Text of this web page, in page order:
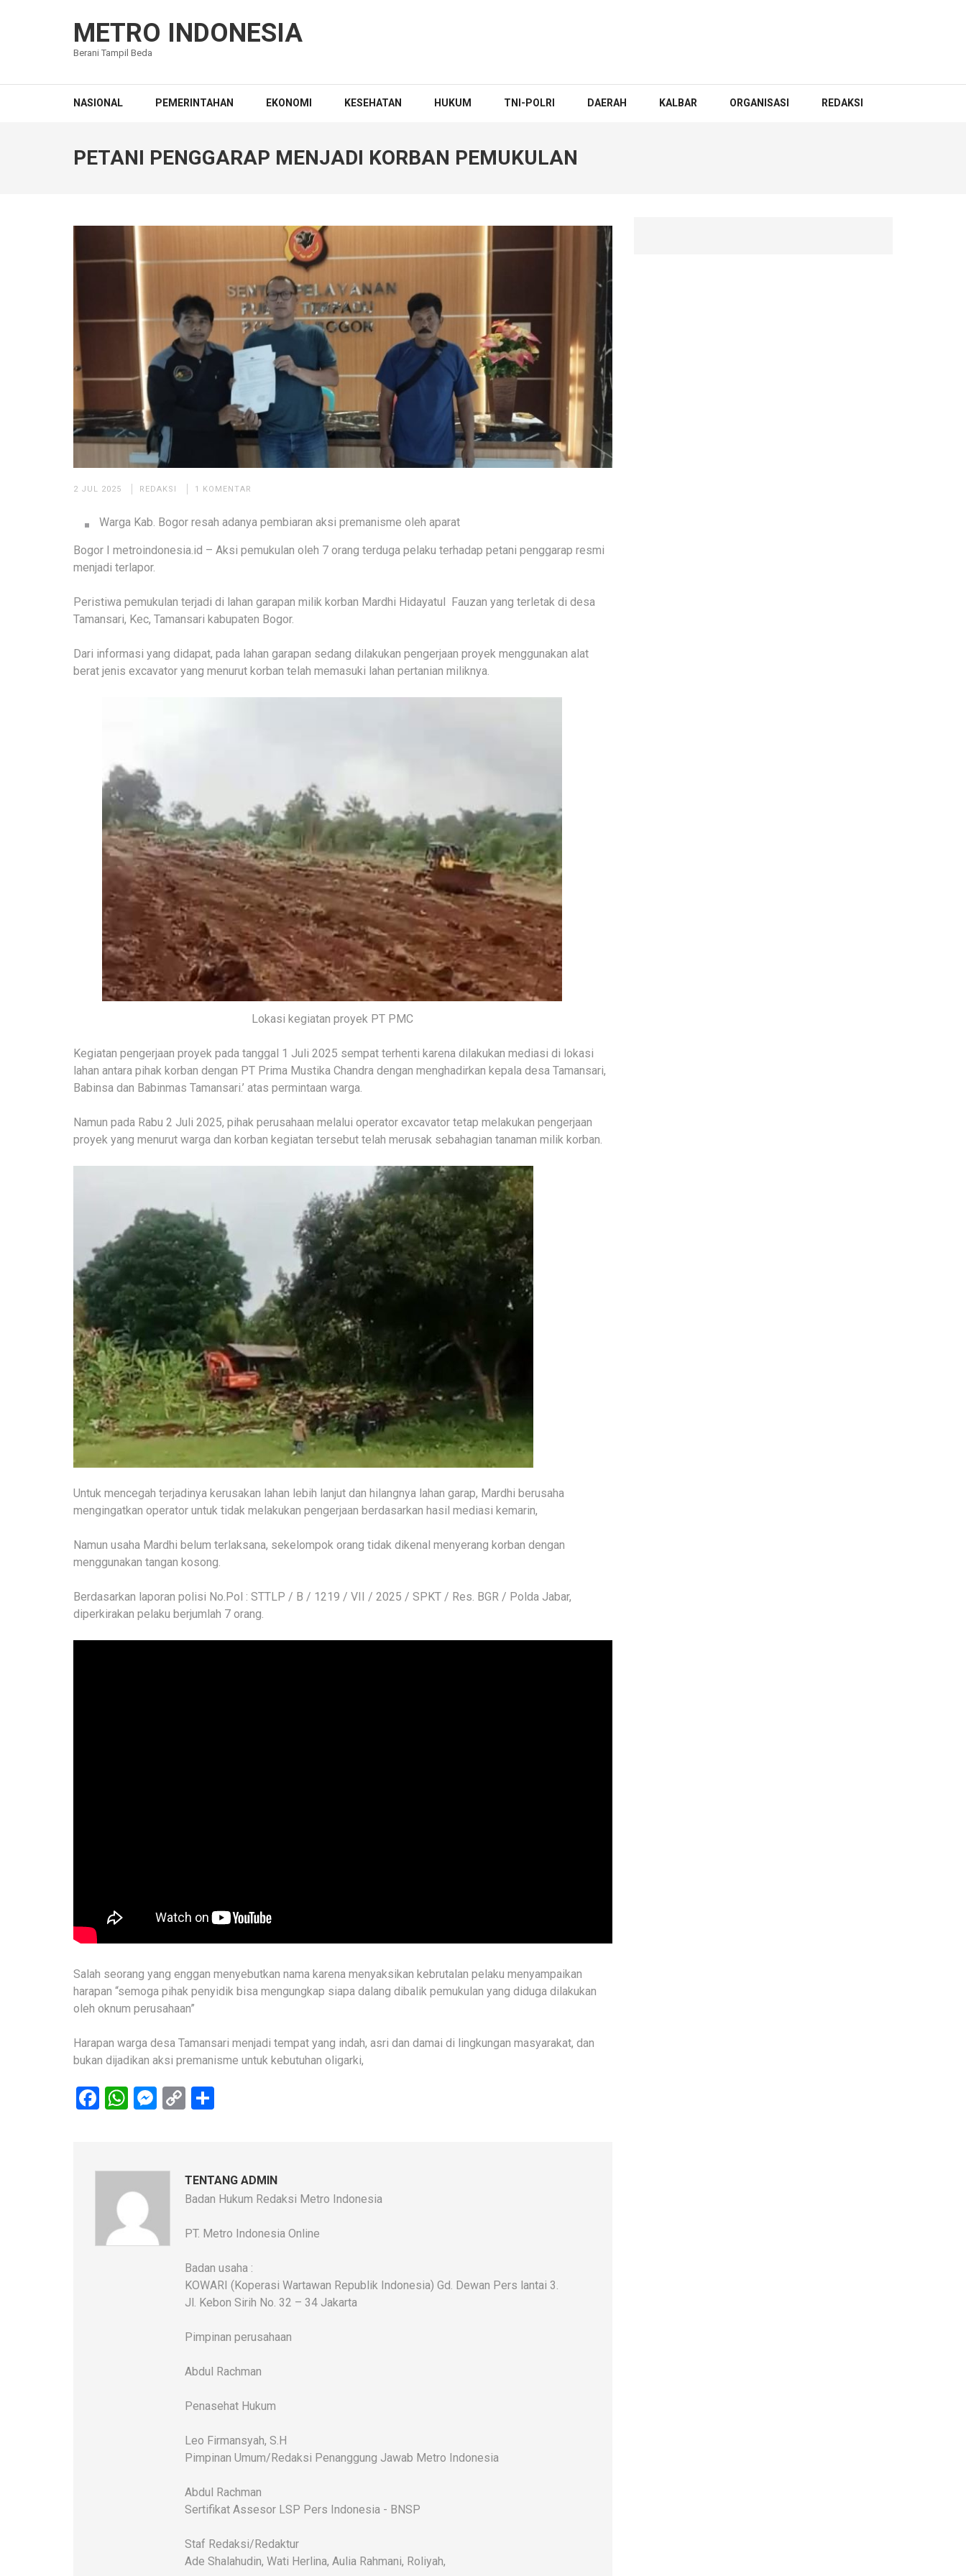
METRO INDONESIA
Berani Tampil Beda
NASIONAL PEMERINTAHAN EKONOMI KESEHATAN HUKUM TNI-POLRI DAERAH KALBAR ORGANISASI REDAKSI
PETANI PENGGARAP MENJADI KORBAN PEMUKULAN
2 JUL 2025 REDAKSI 1 KOMENTAR
Warga Kab. Bogor resah adanya pembiaran aksi premanisme oleh aparat
Bogor I metroindonesia.id – Aksi pemukulan oleh 7 orang terduga pelaku terhadap petani penggarap resmi
menjadi terlapor.
Peristiwa pemukulan terjadi di lahan garapan milik korban Mardhi Hidayatul Fauzan yang terletak di desa
Tamansari, Kec, Tamansari kabupaten Bogor.
Dari informasi yang didapat, pada lahan garapan sedang dilakukan pengerjaan proyek menggunakan alat
berat jenis excavator yang menurut korban telah memasuki lahan pertanian miliknya.
Lokasi kegiatan proyek PT PMC
Kegiatan pengerjaan proyek pada tanggal 1 Juli 2025 sempat terhenti karena dilakukan mediasi di lokasi
lahan antara pihak korban dengan PT Prima Mustika Chandra dengan menghadirkan kepala desa Tamansari,
Babinsa dan Babinmas Tamansari.’ atas permintaan warga.
Namun pada Rabu 2 Juli 2025, pihak perusahaan melalui operator excavator tetap melakukan pengerjaan
proyek yang menurut warga dan korban kegiatan tersebut telah merusak sebahagian tanaman milik korban.
Untuk mencegah terjadinya kerusakan lahan lebih lanjut dan hilangnya lahan garap, Mardhi berusaha
mengingatkan operator untuk tidak melakukan pengerjaan berdasarkan hasil mediasi kemarin,
Namun usaha Mardhi belum terlaksana, sekelompok orang tidak dikenal menyerang korban dengan
menggunakan tangan kosong.
Berdasarkan laporan polisi No.Pol : STTLP / B / 1219 / VII / 2025 / SPKT / Res. BGR / Polda Jabar,
diperkirakan pelaku berjumlah 7 orang.
Salah seorang yang enggan menyebutkan nama karena menyaksikan kebrutalan pelaku menyampaikan
harapan “semoga pihak penyidik bisa mengungkap siapa dalang dibalik pemukulan yang diduga dilakukan
oleh oknum perusahaan”
Harapan warga desa Tamansari menjadi tempat yang indah, asri dan damai di lingkungan masyarakat, dan
bukan dijadikan aksi premanisme untuk kebutuhan oligarki,
Facebook
WhatsApp
Messenger
Copy
TENTANG ADMIN
Badan Hukum Redaksi Metro Indonesia
PT. Metro Indonesia Online
Badan usaha :
KOWARI (Koperasi Wartawan Republik Indonesia) Gd. Dewan Pers lantai 3.
Jl. Kebon Sirih No. 32 – 34 Jakarta
Pimpinan perusahaan
Abdul Rachman
Penasehat Hukum
Leo Firmansyah, S.H
Pimpinan Umum/Redaksi Penanggung Jawab Metro Indonesia
Abdul Rachman
Sertifikat Assesor LSP Pers Indonesia - BNSP
Staf Redaksi/Redaktur
Ade Shalahudin, Wati Herlina, Aulia Rahmani, Roliyah,